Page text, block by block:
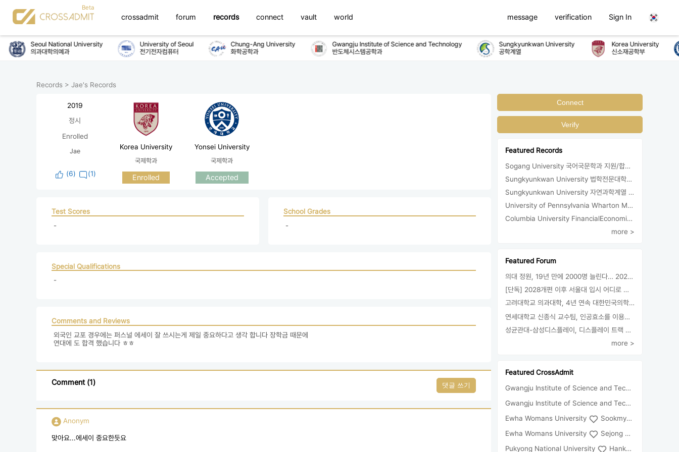
crossadmit forum records connect vault world message verification Sign In
Seoul National University
의과대학의예과
University of Seoul
전기전자컴퓨터
Chung-Ang University
화학공학과
Gwangju Institute of Science and Technology
반도체시스템공학과
Sungkyunkwan University
공학계열
Korea University
신소재공학부
Records > Jae's Records
2019
정시
Enrolled
Jae
(6) (1)
Korea University
국제학과
Enrolled
Yonsei University
국제학과
Accepted
Test Scores
-
School Grades
-
Special Qualifications
-
Comments and Reviews
외국인 교포 경우에는 퍼스널 에세이 잘 쓰시는게 제일 중요하다고 생각 합니다 장학금 때문에
연대에 도 합격 했습니다 ㅎㅎ
Comment (1) 댓글 쓰기
Anonym
맞아요...에세이 중요한듯요
Connect
Verify
Featured Records
Sogang University 국어국문학과 지원/합격/등록
Sungkyunkwan University 법학전문대학원 합격
Sungkyunkwan University 자연과학계열 지원/합격/등록
University of Pennsylvania Wharton MBA 합격/등록
Columbia University FinancialEconomics 지원
more >
Featured Forum
의대 정원, 19년 만에 2000명 늘린다… 2025년 입시부터 적용
[단독] 2028개편 이후 서울대 입시 어디로 갈까.. ‘정시40% 폐지 추진’
고려대학교 의과대학, 4년 연속 대한민국의학한림원 정회원 최다 배출 外
연세대학교 신종식 교수팀, 인공효소를 이용한 아민의 키랄전환 세계 최초로 성공
성균관대-삼성디스플레이, 디스플레이 트랙 운영 협약 체결
more >
Featured CrossAdmit
Gwangju Institute of Science and Technology
Gwangju Institute of Science and Technology
Ewha Womans University
Sookmyung Women's University
Ewha Womans University
Sejong University
Pukyong National University
Hankuk University of Foreign Studies(Global Campus